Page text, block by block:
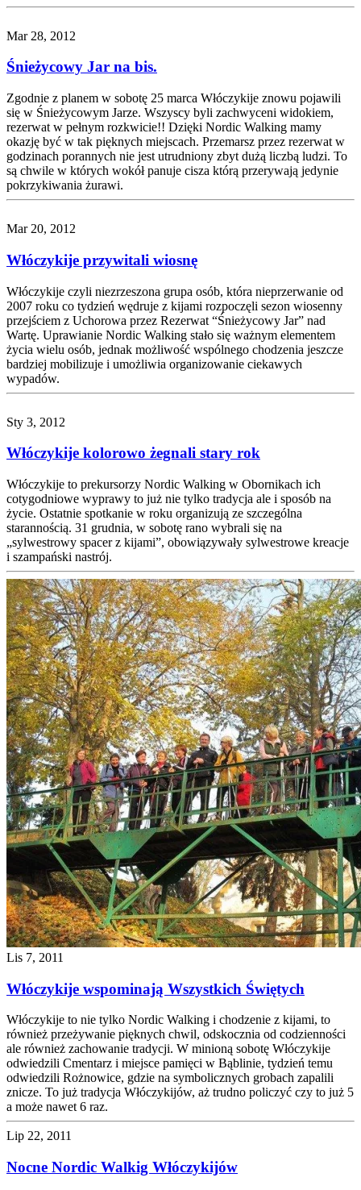
Mar 28, 2012
Śnieżycowy Jar na bis.
Zgodnie z planem w sobotę 25 marca Włóczykije znowu pojawili
się w Śnieżycowym Jarze. Wszyscy byli zachwyceni widokiem,
rezerwat w pełnym rozkwicie!! Dzięki Nordic Walking mamy
okazję być w tak pięknych miejscach. Przemarsz przez rezerwat w
godzinach porannych nie jest utrudniony zbyt dużą liczbą ludzi. To
są chwile w których wokół panuje cisza którą przerywają jedynie
pokrzykiwania żurawi.
Mar 20, 2012
Włóczykije przywitali wiosnę
Włóczykije czyli niezrzeszona grupa osób, która nieprzerwanie od
2007 roku co tydzień wędruje z kijami rozpoczęli sezon wiosenny
przejściem z Uchorowa przez Rezerwat “Śnieżycowy Jar” nad
Wartę. Uprawianie Nordic Walking stało się ważnym elementem
życia wielu osób, jednak możliwość wspólnego chodzenia jeszcze
bardziej mobilizuje i umożliwia organizowanie ciekawych
wypadów.
Sty 3, 2012
Włóczykije kolorowo żegnali stary rok
Włóczykije to prekursorzy Nordic Walking w Obornikach ich
cotygodniowe wyprawy to już nie tylko tradycja ale i sposób na
życie. Ostatnie spotkanie w roku organizują ze szczególna
starannością. 31 grudnia, w sobotę rano wybrali się na
„sylwestrowy spacer z kijami”, obowiązywały sylwestrowe kreacje
i szampański nastrój.
Lis 7, 2011
Włóczykije wspominają Wszystkich Świętych
Włóczykije to nie tylko Nordic Walking i chodzenie z kijami, to
również przeżywanie pięknych chwil, odskocznia od codzienności
ale również zachowanie tradycji. W minioną sobotę Włóczykije
odwiedzili Cmentarz i miejsce pamięci w Bąblinie, tydzień temu
odwiedzili Rożnowice, gdzie na symbolicznych grobach zapalili
znicze. To już tradycja Włóczykijów, aż trudno policzyć czy to już 5
a może nawet 6 raz.
Lip 22, 2011
Nocne Nordic Walkig Włóczykijów